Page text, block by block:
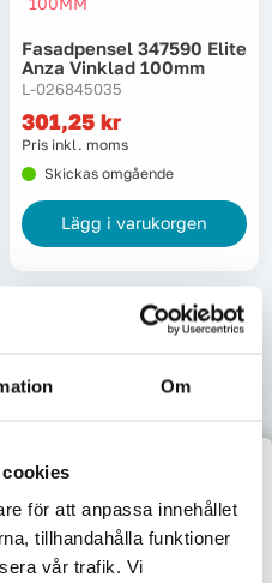
Om
för att anpassa innehållet
tillhandahålla funktioner
vår trafik. Vi
Fasadpensel 347590 Elite
Anza Vinklad 100mm
L-026845035
301,25 kr
Pris inkl. moms
Skickas omgående
Lägg i varukorgen
Elite Anza Vinklad 2-I-1
L-026874354
301,25kr
Pris inkl. moms
till